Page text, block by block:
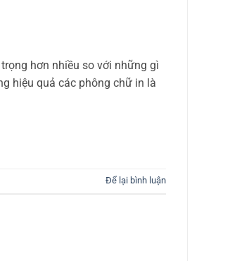
hơn nhiều so với những gì
hiệu quả các phông chữ in là
Để lại bình luận